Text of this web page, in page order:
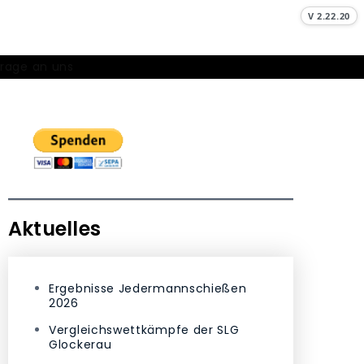
Aktuelles
Ergebnisse Jedermannschießen
2026
Vergleichswettkämpfe der SLG
Glockerau
V 2.22.20